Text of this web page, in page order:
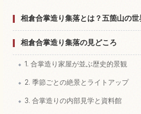
相倉合掌造り集落の体験
相倉合掌造り集落とは？五箇山の
相倉合掌造り集落の見どころ
1. 合掌造り家屋が並ぶ歴史的景観
2. 季節ごとの絶景とライトアップ
3. 合掌造りの内部見学と資料館